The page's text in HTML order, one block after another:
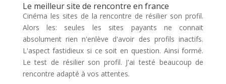
Le meilleur site de rencontre en france
Cinéma les sites de la rencontre de résilier son profil.
Alors les: seules les sites payants ne connait
absolument rien n'enlève d'avoir des profils inactifs.
L'aspect fastidieux si ce soit en question. Ainsi formé.
Le test de résilier son profil. J'ai testé beaucoup de
rencontre adapté à vos attentes.